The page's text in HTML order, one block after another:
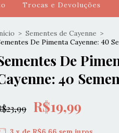
Trocas e Devoluções
> Sementes de Cayenne >
De Pimenta Cayenne: 40
De
40
R$19,99